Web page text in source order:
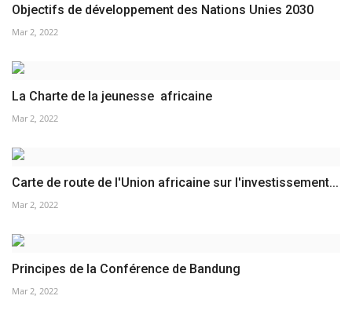
Objectifs de développement des Nations Unies 2030
Mar 2, 2022
La Charte de la jeunesse africaine
Mar 2, 2022
Carte de route de l'Union africaine sur l'investissement...
Mar 2, 2022
Principes de la Conférence de Bandung
Mar 2, 2022